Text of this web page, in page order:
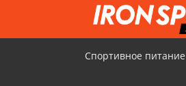
Спортивное питание